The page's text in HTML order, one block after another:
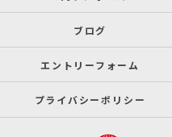
ブログ
エントリーフォーム
プライバシーポリシー